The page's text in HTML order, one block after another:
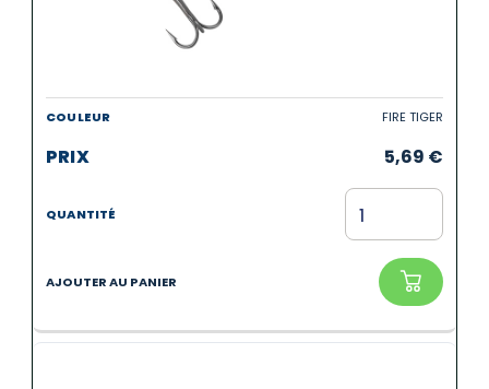
FIRE TIGER
5,69 €